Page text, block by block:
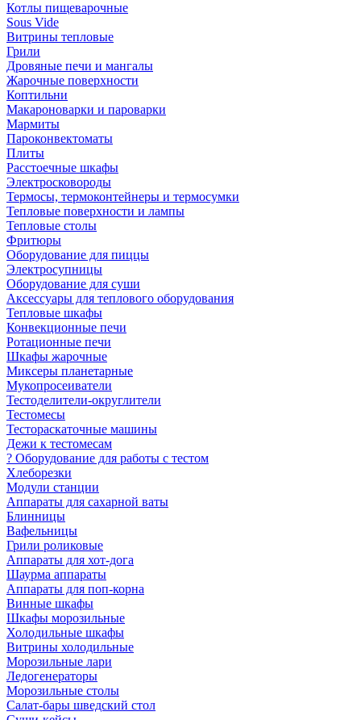
Котлы пищеварочные
Sous Vide
Витрины тепловые
Грили
Дровяные печи и мангалы
Жарочные поверхности
Коптильни
Макароноварки и пароварки
Мармиты
Пароконвектоматы
Плиты
Расстоечные шкафы
Электросковороды
Термосы, термоконтейнеры и термосумки
Тепловые поверхности и лампы
Тепловые столы
Фритюры
Оборудование для пиццы
Электросупницы
Оборудование для суши
Аксессуары для теплового оборудования
Тепловые шкафы
Конвекционные печи
Ротационные печи
Шкафы жарочные
Миксеры планетарные
Мукопросеиватели
Тестоделители-округлители
Тестомесы
Тестораскаточные машины
Дежи к тестомесам
? Оборудование для работы с тестом
Хлеборезки
Модули станции
Аппараты для сахарной ваты
Блинницы
Вафельницы
Грили роликовые
Аппараты для хот-дога
Шаурма аппараты
Аппараты для поп-корна
Винные шкафы
Шкафы морозильные
Холодильные шкафы
Витрины холодильные
Морозильные лари
Ледогенераторы
Морозильные столы
Салат-бары шведский стол